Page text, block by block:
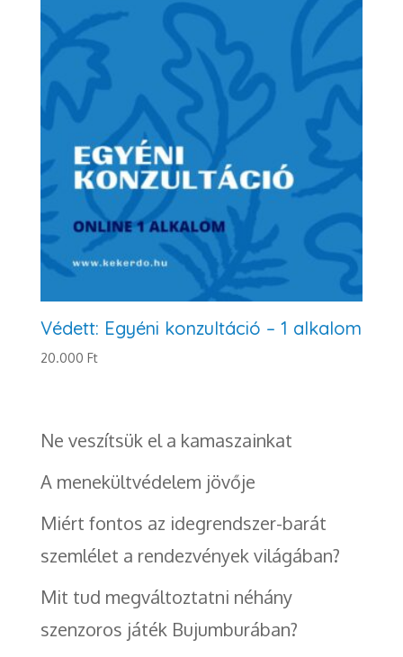
Védett: Egyéni konzultáció – 1 alkalom
20.000 Ft
Ne veszítsük el a kamaszainkat
A menekültvédelem jövője
Miért fontos az idegrendszer-barát
szemlélet a rendezvények világában?
Mit tud megváltoztatni néhány
szenzoros játék Bujumburában?